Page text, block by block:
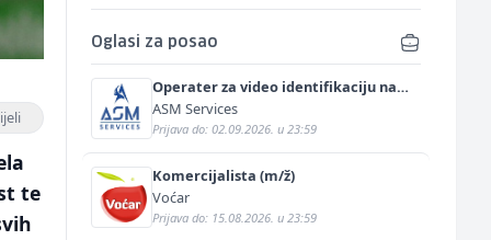
te
Oglasi za posao
Operater za video identifikaciju na
njemačkom jeziku (m/ž)
ASM Services
Prijava do: 02.09.2026. u 23:59
Komercijalista (m/ž)
Voćar
Prijava do: 15.08.2026. u 23:59